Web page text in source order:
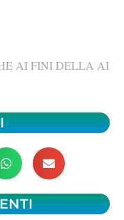
AI FINI DELLA AI